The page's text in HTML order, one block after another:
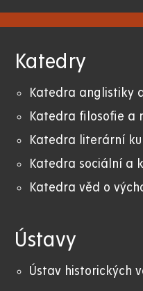
Katedry
Katedra anglistiky
Katedra filosofie a
Katedra literární
Katedra sociální a
Katedra věd o
Ústavy
Ústav historických